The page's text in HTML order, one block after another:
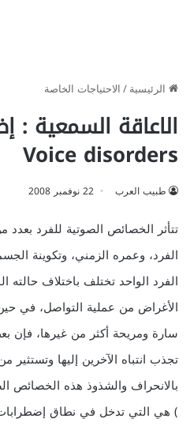
الرئيسية/الاحتياجات الخاصة
الاعاقة السمعية :
Voice disorders
طبيب العرب 22 نوفمبر 2008
تتأثر الخصائص الصوتية للفرد
الفرد، وعمره الزمني، وتكوينة
الفرد الواحد تختلف باختلاف حالته
الأغراض من عملية التواصل، في
سارة ومريحة أكثر من غيرها، فإن
تجذب انتباه الآخرين إليها وتستثير
بالانحراف والشذوذ هذه الخصائص
) هي التي تدخل في نطاق